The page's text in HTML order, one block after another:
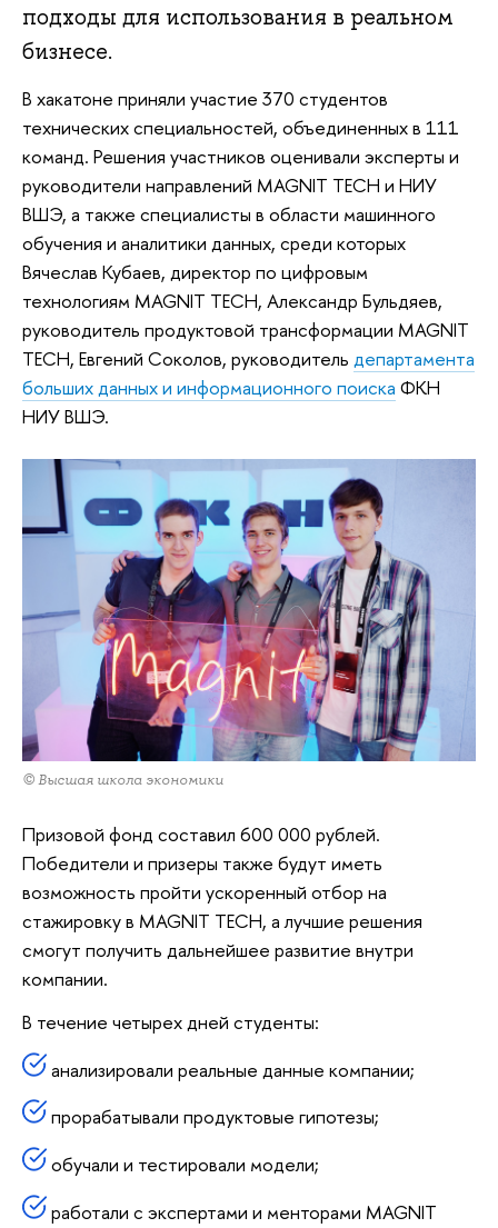
подходы для использования в реальном
бизнесе.
В хакатоне приняли участие 370 студентов
технических специальностей, объединенных в 111
команд. Решения участников оценивали эксперты и
руководители направлений MAGNIT TECH и НИУ
ВШЭ, а также специалисты в области машинного
обучения и аналитики данных, среди которых
Вячеслав Кубаев, директор по цифровым
технологиям MAGNIT TECH, Александр Бульдяев,
руководитель продуктовой трансформации MAGNIT
TECH, Евгений Соколов, руководитель департамента
больших данных и информационного поиска ФКН
НИУ ВШЭ.
© Высшая школа экономики
Призовой фонд составил 600 000 рублей.
Победители и призеры также будут иметь
возможность пройти ускоренный отбор на
стажировку в MAGNIT TECH, а лучшие решения
смогут получить дальнейшее развитие внутри
компании.
В течение четырех дней студенты:
анализировали реальные данные компании;
прорабатывали продуктовые гипотезы;
обучали и тестировали модели;
работали с экспертами и менторами MAGNIT